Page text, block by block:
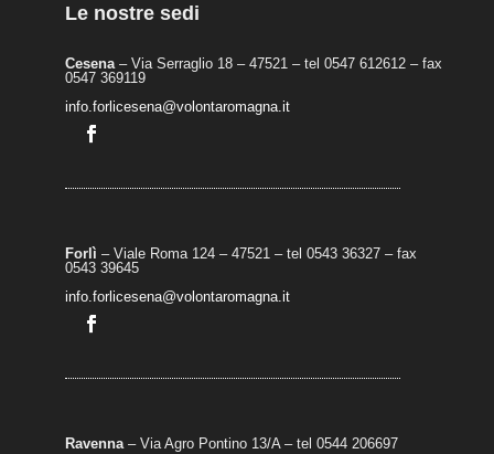
Le nostre sedi
Cesena– Via Serraglio 18 – 47521 – tel 0547 612612 – fax
0547 369119
info.forlicesena@volontaromagna.it
Forlì – Viale Roma 124 – 47521 – tel 0543 36327 – fax
0543 39645
info.forlicesena@volontaromagna.it
Ravenna– Via Agro Pontino 13/A– tel 0544 206697